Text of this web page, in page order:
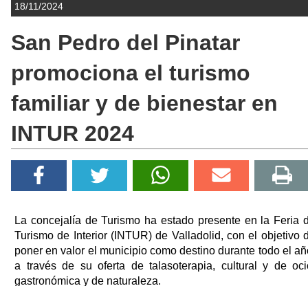
18/11/2024
San Pedro del Pinatar
promociona el turismo
familiar y de bienestar en
INTUR 2024
La concejalía de Turismo ha estado presente en la Feria
Turismo de Interior (INTUR) de Valladolid, con el objetivo
poner en valor el municipio como destino durante todo el
a través de su oferta de talasoterapia, cultural y de
gastronómica y de naturaleza.